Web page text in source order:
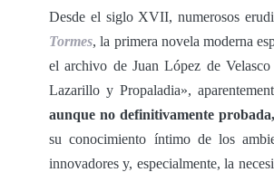
Desde el siglo XVII, numerosos
Tormes, la primera novela moderna
el archivo de Juan López de
Lazarillo y Propaladia»,
aunque no definitivamente
su conocimiento íntimo de los
innovadores y, especialmente, la